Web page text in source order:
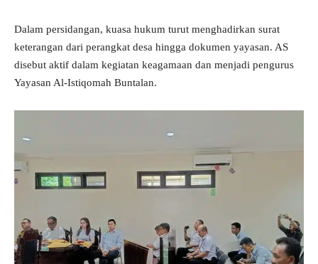
Dalam persidangan, kuasa hukum turut menghadirkan surat
keterangan dari perangkat desa hingga dokumen yayasan. AS
disebut aktif dalam kegiatan keagamaan dan menjadi pengurus
Yayasan Al-Istiqomah Buntalan.